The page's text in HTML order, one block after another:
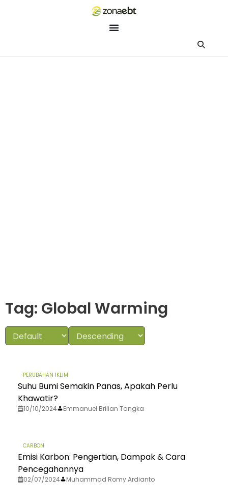
Tag: Global Warming
PERUBAHAN IKLIM
Suhu Bumi Semakin Panas, Apakah Perlu
Khawatir?
10/10/2024 Emmanuel Brilian Tangka
CARBON
Emisi Karbon: Pengertian, Dampak & Cara
Pencegahannya
02/07/2024 Muhammad Romy Ardianto